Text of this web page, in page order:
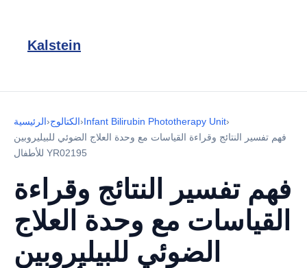
Kalstein
الرئيسية›الكتالوج›Infant Bilirubin Phototherapy Unit›
فهم تفسير النتائج وقراءة القياسات مع وحدة العلاج الضوئي للبيليروبين
للأطفال YR02195
فهم تفسير النتائج وقراءة
القياسات مع وحدة العلاج
الضوئي للبيليروبين